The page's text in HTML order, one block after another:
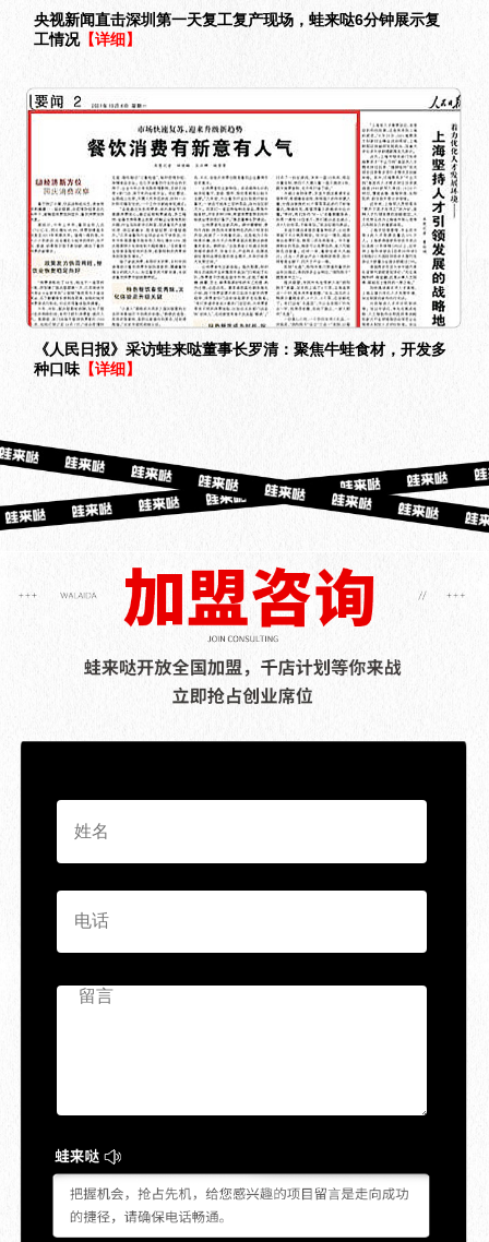
央视新闻直击深圳第一天复工复产现场，蛙来哒6分钟展示复
工情况【详细】
《人民日报》采访蛙来哒董事长罗清：聚焦牛蛙食材，开发多
种口味 【详细】